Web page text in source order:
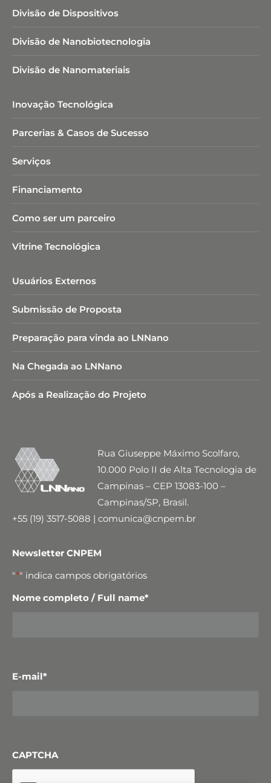
Divisão de Dispositivos
Divisão de Nanobiotecnologia​
Divisão de Nanomateriais
Inovação Tecnológica
Parcerias & Casos de Sucesso
Serviços
Financiamento
Como ser um parceiro
Vitrine Tecnológica
Usuários Externos
Submissão de Proposta
Preparação para vinda ao LNNano
Na Chegada ao LNNano
Após a Realização do Projeto
Rua Giuseppe Máximo Scolfaro,
10.000 Polo II de Alta Tecnologia de
Campinas – CEP 13083-100 –
Campinas/SP, Brasil.
+55 (19) 3517-5088 | comunica@cnpem.br
Newsletter CNPEM
"*" indica campos obrigatórios
Nome completo / Full name*
E-mail*
CAPTCHA